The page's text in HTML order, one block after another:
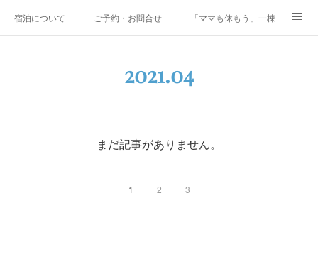
宿泊について ご予約・お問合せ 「ママも休もう」一棟貸しファ
上野尻集落のご案内
2021.04
まだ記事がありません。
1 2 3